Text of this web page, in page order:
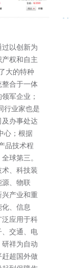
以创新为
权和自主
大的特种
整合于一体
军企业；
行业家也是
办事处达
心；根据
品技术程
球第三。
、科技装
、物联
兴产业和重
、信息
泛应用于科
、交通、电
祥为自动
赶超国外做